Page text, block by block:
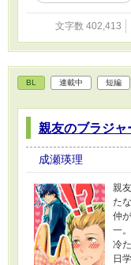
文字数 402,413
BL 連載中 短編
親友のブラジャ
成瀬瑛理
親
た
仲
一
冷
日